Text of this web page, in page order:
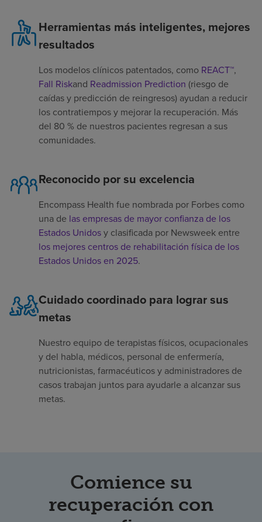
Herramientas más inteligentes, mejores
resultados
Los modelos clínicos patentados, como REACT™,
Fall Riskand Readmission Prediction (riesgo de
caídas y predicción de reingresos) ayudan a reducir
los contratiempos y mejorar la recuperación. Más
del 80 % de nuestros pacientes regresan a sus
comunidades.
Reconocido por su excelencia
Encompass Health fue nombrada por Forbes como
una de las empresas de mayor confianza de los
Estados Unidosy clasificada por Newsweek entre
los mejores centros de rehabilitación física de los
Estados Unidos en 2025.
Cuidado coordinado para lograr sus
metas
Nuestro equipo de terapistas físicos, ocupacionales
y del habla, médicos, personal de enfermería,
nutricionistas, farmacéuticos y administradores de
casos trabajan juntos para ayudarle a alcanzar sus
metas.
Comience su
recuperación con